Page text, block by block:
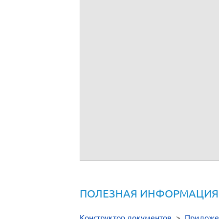
ПОЛЕЗНАЯ ИНФОРМАЦИЯ